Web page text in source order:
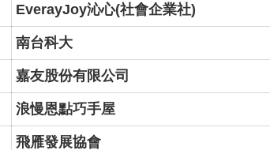
EverayJoy沁心(社會企業社)
南台科大
嘉友股份有限公司
浪慢恩點巧手屋
飛雁發展協會